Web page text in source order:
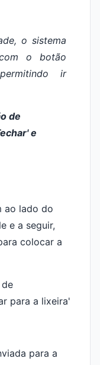
o sistema
o botão
ir
ao lado do
e a seguir,
colocar a
para a